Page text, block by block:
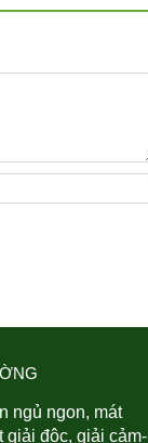
ngủ ngon, mát
giải độc, giải cảm-